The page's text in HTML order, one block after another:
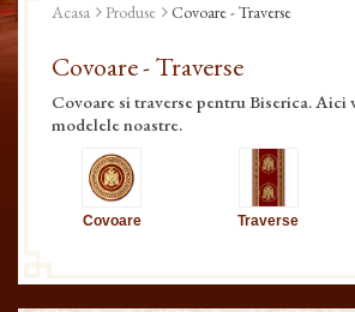
Acasa Produse Covoare - Traverse
Covoare - Traverse
Covoare si traverse pentru Biserica. Aici
modelele noastre.
Covoare Traverse